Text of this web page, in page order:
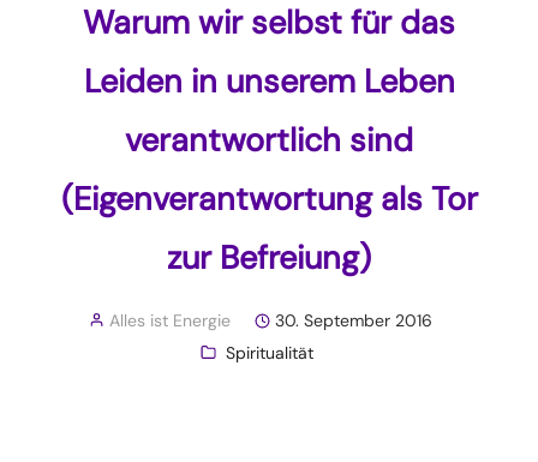
Warum wir selbst für das
Leiden in unserem Leben
verantwortlich sind
(Eigenverantwortung als Tor
zur Befreiung)
Alles ist Energie
30. September 2016
Spiritualität